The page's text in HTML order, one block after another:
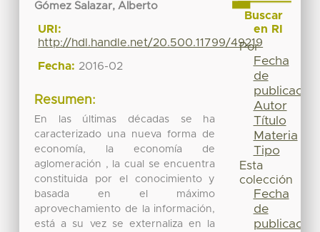
Gómez Salazar, Alberto
URI:
http://hdl.handle.net/20.500.11799/49219
Fecha: 2016-02
Resumen:
En las últimas décadas se ha
caracterizado una nueva forma de
economía, la economía de
aglomeración , la cual se encuentra
constituida por el conocimiento y
basada en el máximo
aprovechamiento de la información,
está a su vez se externaliza en la
Buscar
en RI
Por
Fecha
de
publicación
Autor
Título
Materia
Tipo
Esta
colección
Fecha
de
publicación